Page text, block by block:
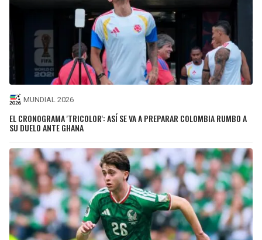
MUNDIAL 2026
EL CRONOGRAMA 'TRICOLOR': ASÍ SE VA A PREPARAR COLOMBIA RUMBO A
SU DUELO ANTE GHANA